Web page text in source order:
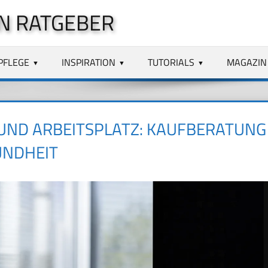
RATGEBER
INSPIRATION TUTORIALS MAGAZIN
ARBEITSPLATZ: KAUFBERATUNG